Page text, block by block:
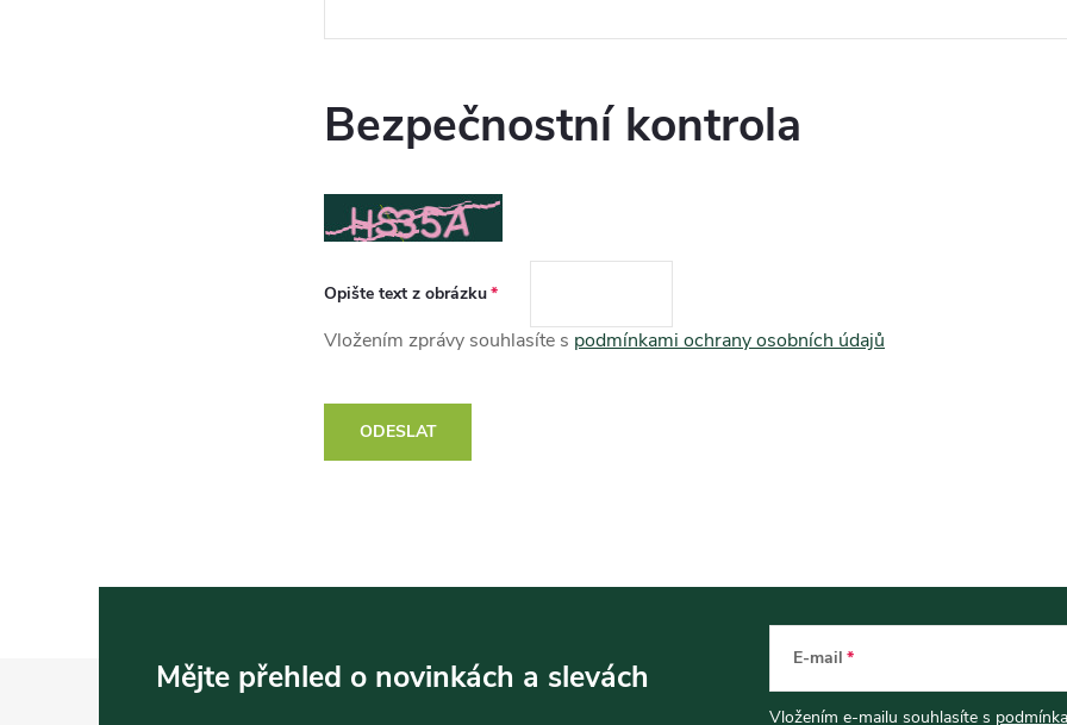
Bezpečnostní kontrola
Opište text z obrázku
Vložením zprávy souhlasíte s podmínkami ochrany osobních údajů
ODESLAT
Mějte přehled o novinkách a slevách E-mail
Vložením e-mailu souhlasíte s